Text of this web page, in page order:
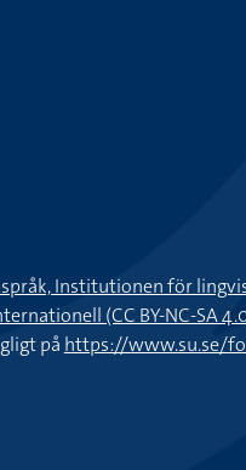
Institutionen för
(CC BY-NC-SA
på https://www.su.se/